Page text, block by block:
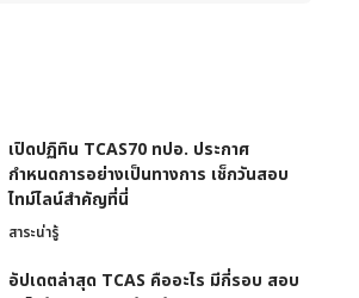
เปิดปฏิทิน TCAS70 ทปอ. ประกาศ
กำหนดการอย่างเป็นทางการ เช็กวันสอบ
ไทม์ไลน์สำคัญที่นี่
สาระน่ารู้
อัปเดตล่าสุด TCAS คืออะไร มีกี่รอบ สอบ